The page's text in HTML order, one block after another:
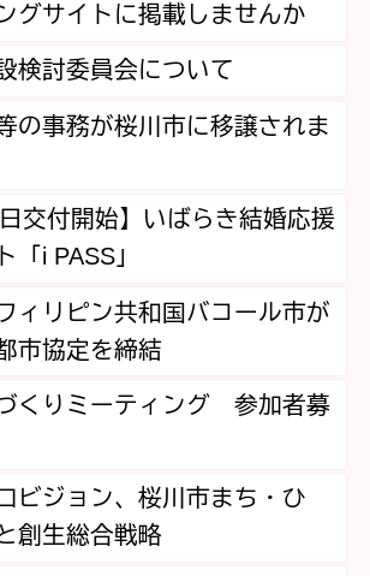
グサイトに掲載しませんか
検討委員会について
の事務が桜川市に移譲されま
日交付開始】いばらき結婚応援
「i PASS」
ィリピン共和国バコール市が
市協定を締結
くりミーティング 参加者募
ビジョン、桜川市まち・ひ
創生総合戦略